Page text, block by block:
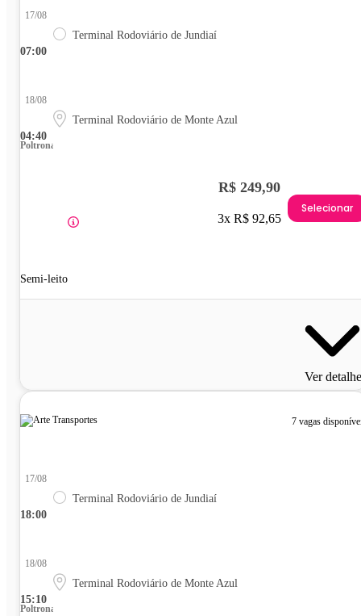
07:00
17/08
Terminal Rodoviário de Jundiaí
04:40
18/08
Terminal Rodoviário de Monte Azul
Poltrona
Semi-leito
R$ 249,90
3x R$ 92,65
Selecionar
Ver
7 vagas
18:00
17/08
Terminal Rodoviário de Jundiaí
15:10
18/08
Terminal Rodoviário de Monte Azul
Poltrona